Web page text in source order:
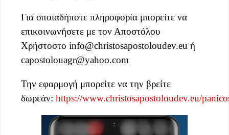
Για οποιαδήποτε πληροφορία μπορείτε να
επικοινωνήσετε με τον Αποστόλου
Χρήστοστο info@christosapostoloudev.eu ή
capostolouagr@yahoo.com
Την εφαρμογή μπορείτε να την βρείτε
δωρεάν: https://www.christosapostoloudev.eu/